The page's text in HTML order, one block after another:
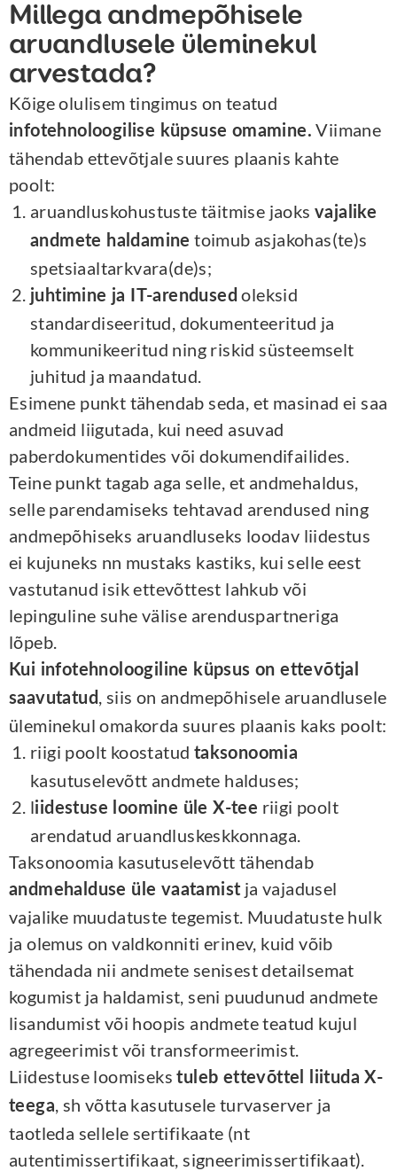
Millega andmepõhisele
aruandlusele üleminekul
arvestada?
Kõige olulisem tingimus on teatud
infotehnoloogilise küpsuse omamine. Viimane
tähendab ettevõtjale suures plaanis kahte
poolt:
aruandluskohustuste täitmise jaoks vajalike
andmete haldamine toimub asjakohas(te)s
spetsiaaltarkvara(de)s;
juhtimine ja IT-arendused oleksid
standardiseeritud, dokumenteeritud ja
kommunikeeritud ning riskid süsteemselt
juhitud ja maandatud.
Esimene punkt tähendab seda, et masinad ei saa
andmeid liigutada, kui need asuvad
paberdokumentides või dokumendifailides.
Teine punkt tagab aga selle, et andmehaldus,
selle parendamiseks tehtavad arendused ning
andmepõhiseks aruandluseks loodav liidestus
ei kujuneks nn mustaks kastiks, kui selle eest
vastutanud isik ettevõttest lahkub või
lepinguline suhe välise arenduspartneriga
lõpeb.
Kui infotehnoloogiline küpsus on ettevõtjal
saavutatud , siis on andmepõhisele aruandlusele
üleminekul omakorda suures plaanis kaks poolt:
riigi poolt koostatud taksonoomia
kasutuselevõtt andmete halduses;
liidestuse loomine üle X-tee riigi poolt
arendatud aruandluskeskkonnaga.
Taksonoomia kasutuselevõtt tähendab
andmehalduse üle vaatamist ja vajadusel
vajalike muudatuste tegemist. Muudatuste hulk
ja olemus on valdkonniti erinev, kuid võib
tähendada nii andmete senisest detailsemat
kogumist ja haldamist, seni puudunud andmete
lisandumist või hoopis andmete teatud kujul
agregeerimist või transformeerimist.
Liidestuse loomisekstuleb ettevõttel liituda X-
teega, sh võtta kasutusele turvaserver ja
taotleda sellele sertifikaate (nt
autentimissertifikaat, signeerimissertifikaat).